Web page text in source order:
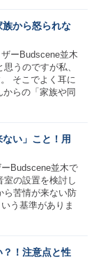
から怒られな
ーBudscene並木
うのですが私、
そこでよく耳に
らの「家族や同
ない」こと！用
Budscene並木で
の設置を検討し
ら苦情が来ない防
う基準がありま
！注意点と性